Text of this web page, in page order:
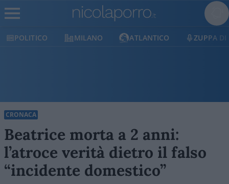
MILANO ATLANTICO ZUPPA DI PORRO
CRONACA
Beatrice morta a 2 anni:
l’atroce verità dietro il falso
“incidente domestico”